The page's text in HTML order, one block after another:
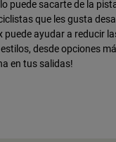
puede sacarte de la
que les gusta
ayudar a reducir
desde opciones
en tus salidas!